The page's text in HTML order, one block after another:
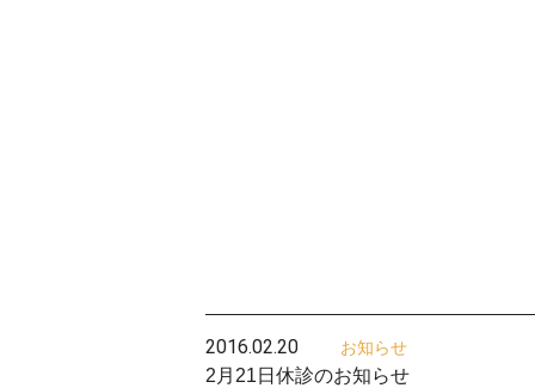
2016.02.20 お知らせ
2月21日休診のお知らせ